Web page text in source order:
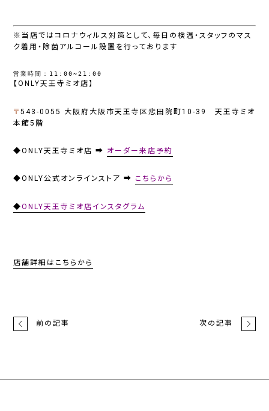
※当店ではコロナウィルス対策として、毎日の検温・スタッフのマス
ク着用・除菌アルコール設置を行っております
営業時間：11:00~21:00
【ONLY天王寺ミオ店】
〒543-0055 大阪府大阪市天王寺区悲田院町10-39 天王寺ミオ
本館5階
◆ONLY天王寺ミオ店 ➡ オーダー来店予約
◆ONLY公式オンラインストア ➡ こちらから
◆ONLY天王寺ミオ店インスタグラム
店舗詳細はこちらから
前の記事 次の記事